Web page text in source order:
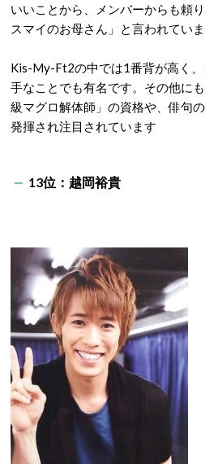
いいことから、メンバーからも頼
スマイのお母さん」と言われていま
Kis-My-Ft2の中では1番背が高く
手なことでも有名です。その他に
級マグロ解体師」の資格や、俳句
発揮され注目されています
13位：越岡裕貴